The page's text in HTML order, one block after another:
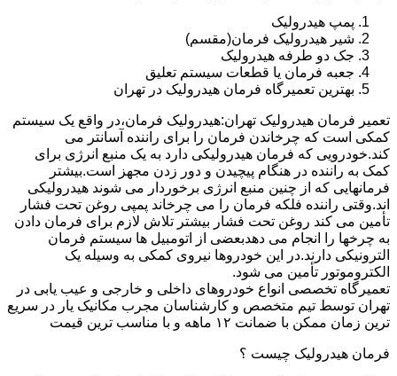
پمپ هیدرولیک
شیر هیدرولیک فرمان(مقسم)
جک دو طرفه هیدرولیک
جعبه فرمان یا قطعات سیستم تعلیق
بهترین تعمیرگاه فرمان هیدرولیک در تهران
تعمیر فرمان هیدرولیک تهران:هیدرولیک فرمان،در واقع یک سیستم
کمکی است که چرخاندن فرمان را برای راننده آسانتر می
کند.خودرویی که فرمان هیدرولیکی دارد به یک منبع انرژی برای
کمک به راننده در هنگام پیچیدن و دور زدن مجهز است.بیشتر
فرمانهایی که از چنین منبع انرژی برخوردار می شوند هیدرولیکی
اند.وقتی راننده فلکه فرمان را می چرخاند پمپی روغن تحت فشار
تأمین می کند روغن تحت فشار بیشتر تلاش لازم برای فرمان دادن
به چرخها را انجام می دهدبعضی از اتومبیل ها سیستم فرمان
الترونیکی دارند.در این خودروها نیروی کمکی به وسیله یک
الکتروموتور تأمین می شود.
تعمیرگاه تخصصی انواع خودروهای داخلی و خارجی و عیب یابی در
تهران توسط تیم متخصص و کارشناسان مجرب مکانیک یار در سریع
ترین زمان ممکن با ضمانت ۱۲ ماهه و با مناسب ترین قیمت
فرمان هیدرولیک چیست ؟